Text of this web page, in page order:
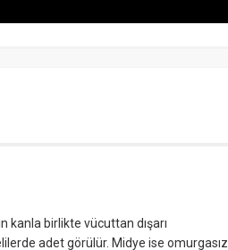
birlikte vücuttan dışarı
adet görülür. Midye ise omurgasız